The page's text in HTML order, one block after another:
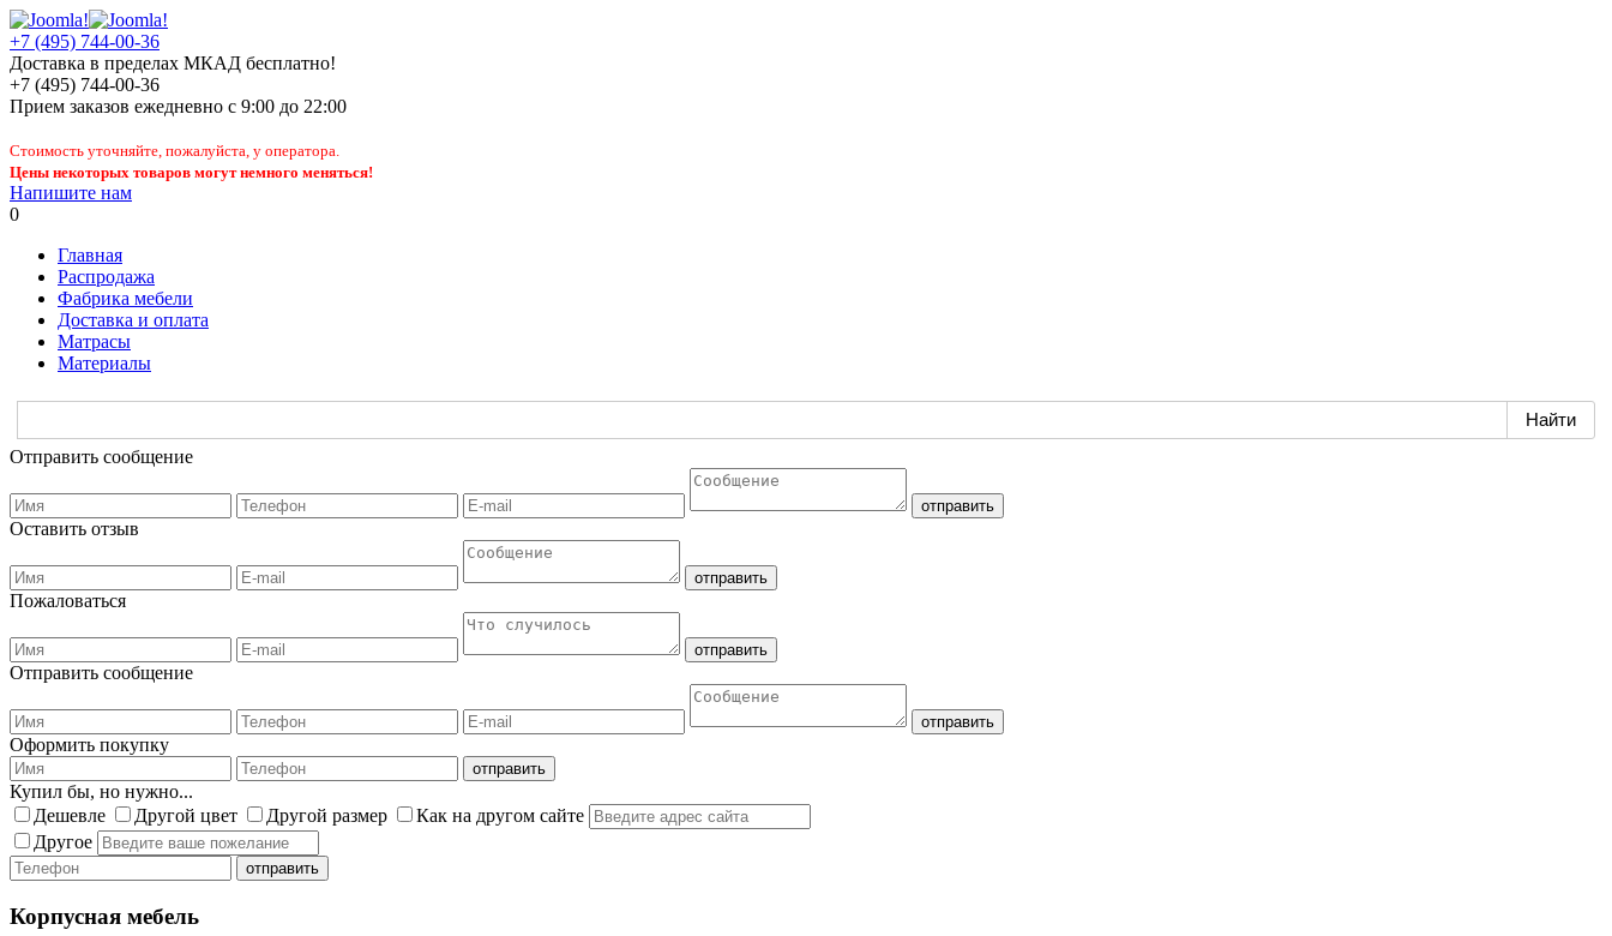
+7 (495) 744-00-36
Доставка в пределах МКАД бесплатно!
+7 (495) 744-00-36
Прием заказов ежедневно с 9:00 до 22:00
Стоимость уточняйте, пожалуйста, у оператора.
Цены некоторых товаров могут немного меняться!
Напишите нам
0
Главная
Распродажа
Фабрика мебели
Доставка и оплата
Матрасы
Материалы
Отправить сообщение
Оставить отзыв
Пожаловаться
Отправить сообщение
Оформить покупку
Купил бы, но нужно...
Дешевле
Другой цвет Другой размер
Как на другом сайте
Другое
Корпусная мебель